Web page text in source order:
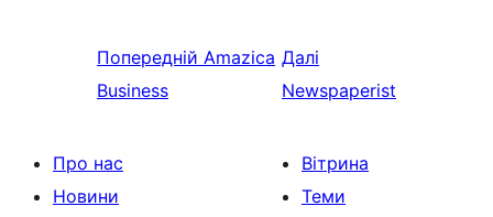
Попередній Amazica
Business
Далі
Newspaperist
Про нас
Новини
Вітрина
Теми